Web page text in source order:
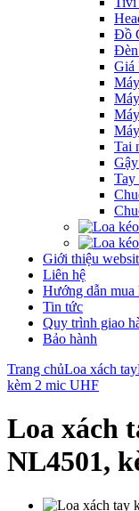
Đồ
Giá
Tai
Tay
Giới thiệu
Liên hệ
Hướng dẫn mua
Tin tức
Quy trình giao
Bảo hành
Trang chủLoa xách tay
kèm 2 mic UHF
Loa xách
NL4501,